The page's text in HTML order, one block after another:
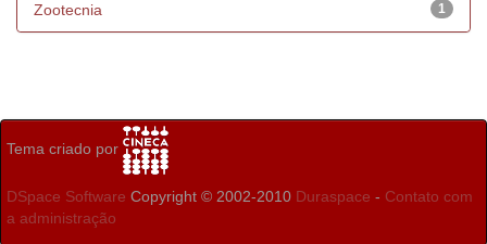
1
Zootecnia
Tema criado por
DSpace Software Copyright © 2002-2010 Duraspace - Contato com
a administração